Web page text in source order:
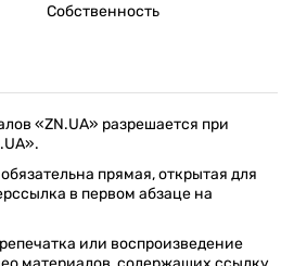
Собственность
«ZN.UA» разрешается при
прямая, открытая для
в первом абзаце на
или воспроизведение